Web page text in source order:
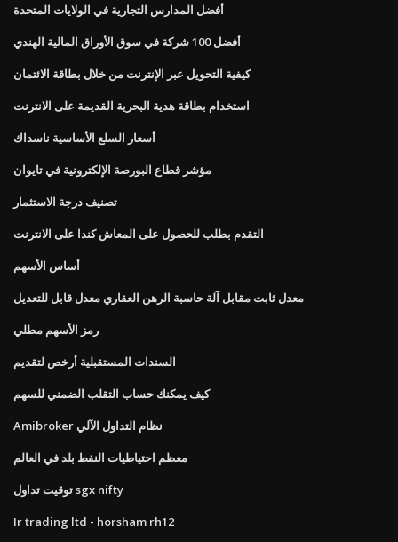
أفضل المدارس التجارية في الولايات المتحدة
أفضل 100 شركة في سوق الأوراق المالية الهندي
كيفية التحويل عبر الإنترنت من خلال بطاقة الائتمان
استخدام بطاقة هدية البحرية القديمة على الانترنت
أسعار السلع الأساسية ناسداك
مؤشر قطاع البورصة الإلكترونية في تايوان
تصنيف درجة الاستثمار
التقدم بطلب للحصول على المعاش كندا على الانترنت
أساس الأسهم
معدل ثابت مقابل آلة حاسبة الرهن العقاري معدل قابل للتعديل
رمز الأسهم مطلي
السندات المستقبلية أرخص لتقديم
كيف يمكنك حساب التقلب الضمني للسهم
Amibroker نظام التداول الآلي
معظم احتياطيات النفط بلد في العالم
توقيت تداول sgx nifty
Ir trading ltd - horsham rh12